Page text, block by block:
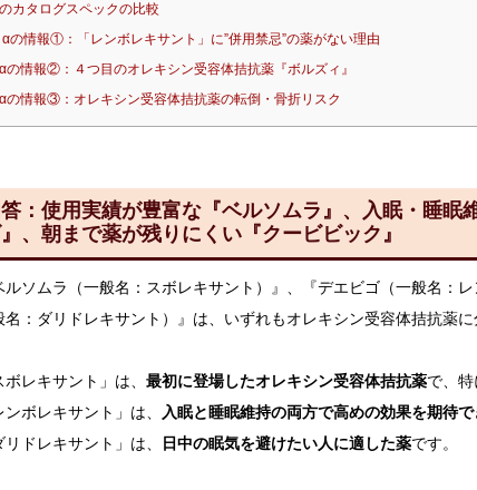
カタログスペックの比較
の情報①：「レンボレキサント」に”併用禁忌”の薬がない理由
の情報②：４つ目のオレキシン受容体拮抗薬『ボルズィ』
の情報③：オレキシン受容体拮抗薬の転倒・骨折リスク
答：使用実績が豊富な『ベルソムラ』、入眠・睡眠
、朝まで薬が残りにくい『クービビック』
ソムラ（一般名：スボレキサント）』、『デエビゴ（一般名：
名：ダリドレキサント）』は、いずれもオレキシン受容体拮抗薬に
レキサント」は、 最初に登場したオレキシン受容体拮抗薬で、特
ボレキサント」は、
入眠と睡眠維持の両方で高めの効果を期待
ドレキサント」は、
日中の眠気を避けたい人に適した薬です。